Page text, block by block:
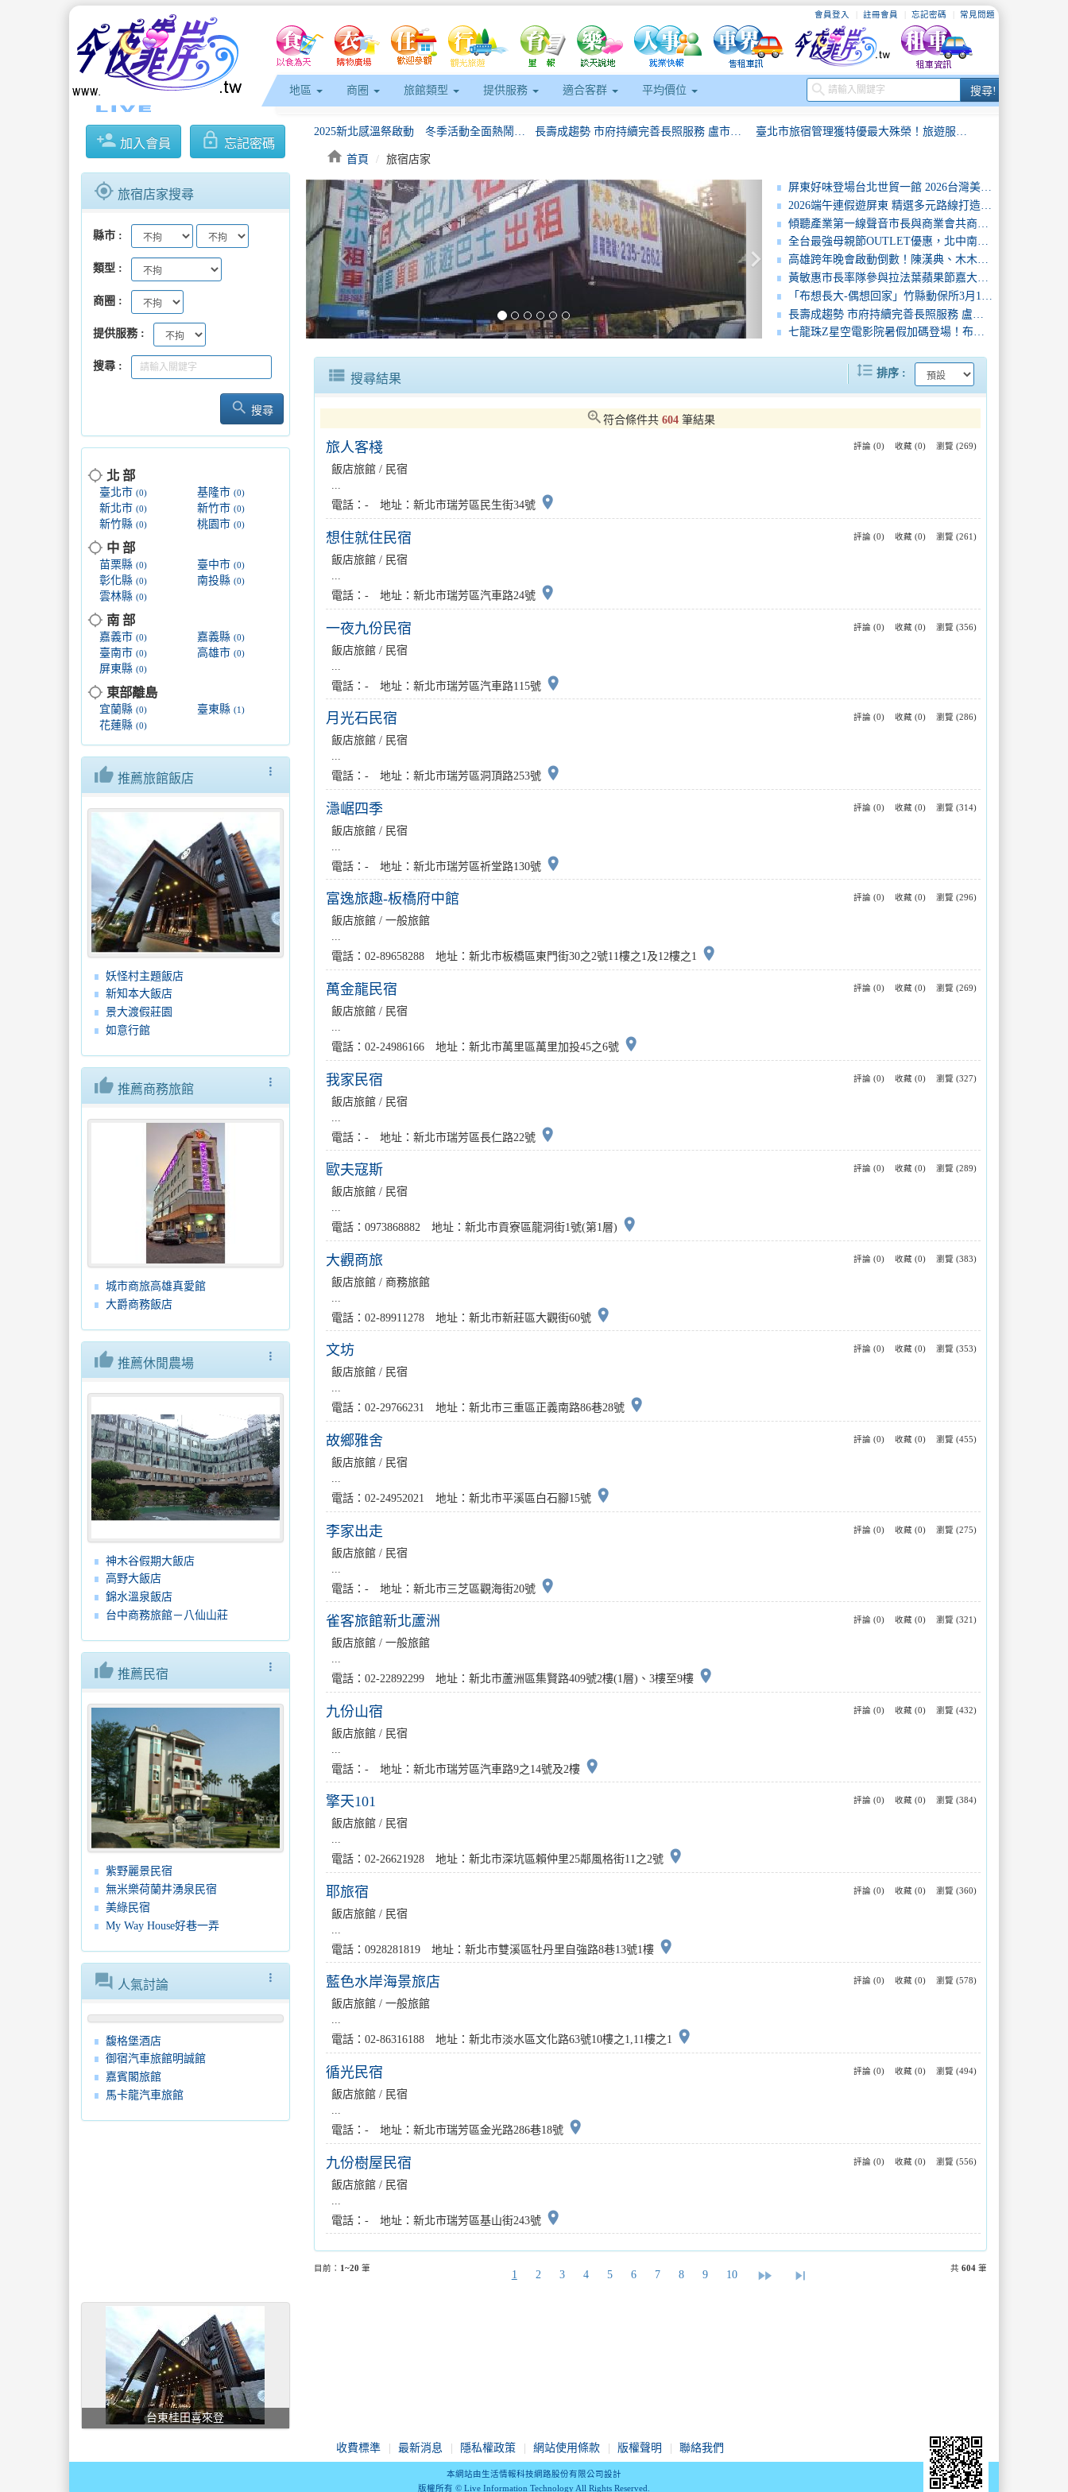
會員登入 註冊會員 忘記密碼 常見問題
地區 商圈 旅館類型 提供服務 適合客群 平均價位
搜
尋
search 搜尋!
person_add 加入會員 lock_outline 忘記密碼
gps_fixed 旅宿店家搜尋
縣市
類型
商圈
提供服務
搜尋
search 搜尋
location_searching 北 部
臺北市 (0) 基隆市(0)
新北市 (0) 新竹市(0)
新竹縣 (0) 桃園市(0)
location_searching 中 部
苗栗縣 (0) 臺中市(0)
彰化縣 (0) 南投縣(0)
雲林縣 (0)
location_searching 南 部
嘉義市 (0) 嘉義縣(0)
臺南市 (0) 高雄市(0)
屏東縣 (0)
location_searching 東部離島
宜蘭縣 (0) 臺東縣(1)
花蓮縣 (0)
more_vert
thumb_up 推薦旅館飯店
妖怪村主題飯店
新知本大飯店
景大渡假莊園
如意行館
more_vert
thumb_up 推薦商務旅館
城市商旅高雄真愛館
大爵商務飯店
more_vert
thumb_up 推薦休閒農場
神木谷假期大飯店
高野大飯店
錦水溫泉飯店
台中商務旅館－八仙山莊
more_vert
thumb_up 推薦民宿
紫野麗景民宿
無米樂荷蘭井湧泉民宿
美綠民宿
My Way House好巷一弄
more_vert
forum 人氣討論
馥格堡酒店
御宿汽車旅館明誠館
嘉賓閣旅館
馬卡龍汽車旅館
2025新北感溫祭啟動 冬季活動全面熱鬧登場 長壽成趨勢 市府持續完善長照服務 盧市長：活得長、更要活得好 臺北市旅宿管理獲特優最大殊榮！旅遊服務獲三冠肯定 觀光治理再創高峰
白沙警攜手在地業者防範毒駕守護用路安全 夢時代2025超強週年慶第二波10/10起登場 2026旗津風箏節盛大登場 陳其邁：加碼盛夏券共享高雄夏日魅力
傾聽產業第一線聲音市長與商業會共商發展良策 大台南國際旅展熱鬧登場 黃偉哲推「臺南購物節序號4倍送」拚買氣、拚回饋 一年四季都有意思！「鹽琉開趴-聖誕有意思」海港聖誕閃耀新園
嘉義市AI旅遊書亮相2026智慧城市展黃敏惠市長體驗智慧旅遊新模式
2025新北感溫祭啟動 冬季活動全面熱鬧登場 長壽成趨勢 市府持續完善長照服務 盧市長：活得長、更要活得好 臺北市旅宿管理獲特優最大殊榮！旅遊服務獲三冠肯定 觀光治理再創高峰
「百味台南好禮相伴」台南美食文化節壓軸登場高雄漢神巨蛋
白沙警攜手在地業者防範毒駕守護用路安全 夢時代2025超強週年慶第二波10/10起登場 2026旗津風箏節盛大登場 陳其邁：加碼盛夏券共享高雄夏日魅力
一年四季都有意思！「鹽琉開趴-聖誕有意思」海港聖誕閃耀新園
home 首頁 旅宿店家
keyboard_arrow_left keyboard_arrow_right
屏東好味登場台北世貿一館 2026台灣美食展屏東館開幕 展現南國食材與職人創意
2026端午連假遊屏東 精選多元路線打造山海藝文慢旅行
傾聽產業第一線聲音市長與商業會共商發展良策
全台最強母親節OUTLET優惠，北中南三地重磅登場！
高雄跨年晚會啟動倒數！陳漢典、木木搭配主持嗨翻天 Wing Stars、AcQUA源少年熱力唱跳 號召粉絲跨年夜夢時代見
黃敏惠市長率隊參與拉法葉蘋果節嘉大附小童軍行銷城市成為「小小外交官」
「布想長大-偶想回家」竹縣動保所3月18日為8隻布偶貓找新家
長壽成趨勢 市府持續完善長照服務 盧市長：活得長、更要活得好
七龍珠Z星空電影院暑假加碼登場！布羅利劇場版7月21日18時15分免費放映 限量發送1,000支《七龍珠Z》主題透扇
format_line_spacing 排序
view_list 搜尋結果
zoom_in 符合條件共 604筆結果
評論 (0) 收藏 (0) 瀏覽 (269)
旅人客棧
飯店旅館 / 民宿
...
電話：- 地址：新北市瑞芳區民生街34號 place
評論 (0) 收藏 (0) 瀏覽 (261)
想住就住民宿
飯店旅館 / 民宿
電話：- 地址：新北市瑞芳區汽車路24號 place
評論 (0) 收藏 (0) 瀏覽 (356)
一夜九份民宿
飯店旅館 / 民宿
電話：- 地址：新北市瑞芳區汽車路115號 place
評論 (0) 收藏 (0) 瀏覽 (286)
月光石民宿
飯店旅館 / 民宿
...
電話：- 地址：新北市瑞芳區洞頂路253號 place
評論 (0) 收藏 (0) 瀏覽 (314)
濦崌四季
飯店旅館 / 民宿
電話：- 地址：新北市瑞芳區祈堂路130號 place
評論 (0) 收藏 (0) 瀏覽 (296)
富逸旅趣-板橋府中館
飯店旅館 / 一般旅館
...
電話：02-89658288 地址：新北市板橋區東門街30之2號11樓之1及12樓之1 place
評論 (0) 收藏 (0) 瀏覽 (269)
萬金龍民宿
飯店旅館 / 民宿
電話：02-24986166 地址：新北市萬里區萬里加投45之6號 place
評論 (0) 收藏 (0) 瀏覽 (327)
我家民宿
飯店旅館 / 民宿
電話：- 地址：新北市瑞芳區長仁路22號 place
評論 (0) 收藏 (0) 瀏覽 (289)
歐夫寇斯
飯店旅館 / 民宿
...
電話：0973868882 地址：新北市貢寮區龍洞街1號(第1層) place
評論 (0) 收藏 (0) 瀏覽 (383)
大觀商旅
飯店旅館 / 商務旅館
電話：02-89911278 地址：新北市新莊區大觀街60號 place
評論 (0) 收藏 (0) 瀏覽 (353)
文坊
飯店旅館 / 民宿
...
電話：02-29766231 地址：新北市三重區正義南路86巷28號 place
評論 (0) 收藏 (0) 瀏覽 (455)
故鄉雅舍
飯店旅館 / 民宿
電話：02-24952021 地址：新北市平溪區白石腳15號 place
評論 (0) 收藏 (0) 瀏覽 (275)
李家出走
飯店旅館 / 民宿
電話：- 地址：新北市三芝區觀海街20號 place
評論 (0) 收藏 (0) 瀏覽 (321)
雀客旅館新北蘆洲
飯店旅館 / 一般旅館
...
電話：02-22892299 地址：新北市蘆洲區集賢路409號2樓(1層)、3樓至9樓 place
評論 (0) 收藏 (0) 瀏覽 (432)
九份山宿
飯店旅館 / 民宿
電話：- 地址：新北市瑞芳區汽車路9之14號及2樓 place
評論 (0) 收藏 (0) 瀏覽 (384)
擎天101
飯店旅館 / 民宿
...
電話：02-26621928 地址：新北市深坑區賴仲里25鄰風格街11之2號 place
評論 (0) 收藏 (0) 瀏覽 (360)
耶旅宿
飯店旅館 / 民宿
電話：0928281819 地址：新北市雙溪區牡丹里自強路8巷13號1樓 place
評論 (0) 收藏 (0) 瀏覽 (578)
藍色水岸海景旅店
飯店旅館 / 一般旅館
...
電話：02-86316188 地址：新北市淡水區文化路63號10樓之1,11樓之1 place
評論 (0) 收藏 (0) 瀏覽 (494)
循光民宿
飯店旅館 / 民宿
...
電話：- 地址：新北市瑞芳區金光路286巷18號 place
評論 (0) 收藏 (0) 瀏覽 (556)
九份樹屋民宿
飯店旅館 / 民宿
電話：- 地址：新北市瑞芳區基山街243號 place
目前： 1~20 筆
1 2 3 4 5 6 7 8 9 10 fast_forward skip_next 共 604 筆
台東桂田喜來登
收費標準 最新消息 隱私權政策 網站使用條款 版權聲明 聯絡我們
本網站由生活情報科技網路股份有限公司設計
版權所有 © Live Information Technology All Rights Reserved.